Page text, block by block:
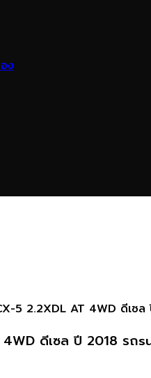
ง
5 2.2XDL AT 4WD ดีเซ
4WD ดีเซล ปี 2018 รถ